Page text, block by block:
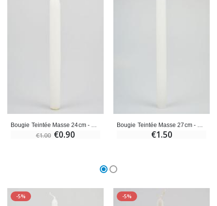
€1.00 €0.90 €1.50
-5% -5%